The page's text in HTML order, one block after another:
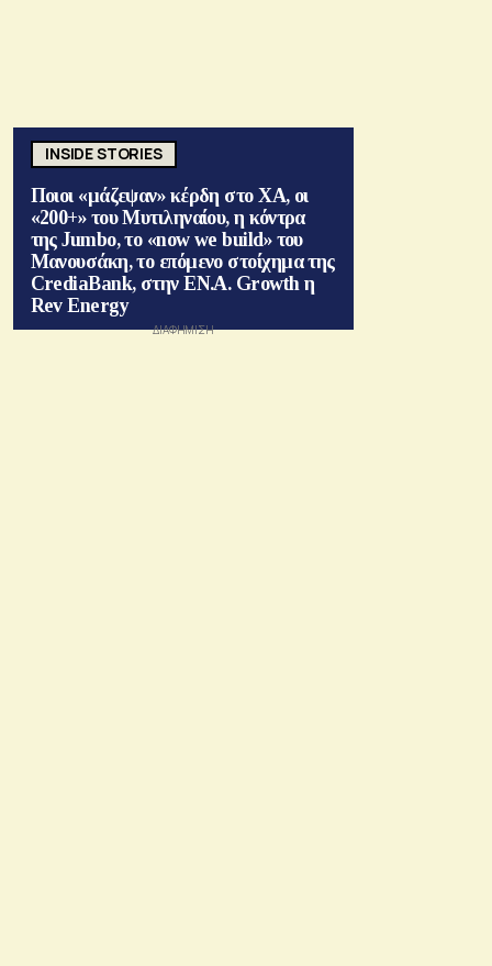
INSIDE STORIES
Ποιοι «μάζεψαν» κέρδη στο ΧΑ, οι
«200+» του Μυτιληναίου, η κόντρα
της Jumbo, το «now we build» του
Μανουσάκη, το επόμενο στοίχημα της
CrediaBank, στην ΕΝ.Α. Growth η
Rev Energy